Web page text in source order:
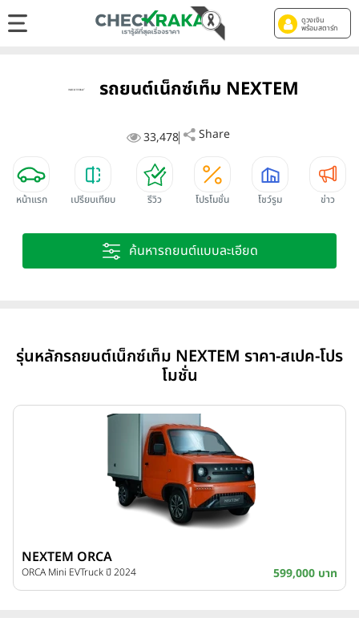
ดูวงเงิน
พร้อมสตาร์ท
รถยนต์เน็กซ์เท็ม NEXTEM
33,478 Share
หน้าแรก เปรียบเทียบ รีวิว โปรโมชั่น โชว์รูม ข่าว
ค้นหารถยนต์แบบละเอียด
รุ่นหลักรถยนต์เน็กซ์เท็ม NEXTEM ราคา-สเปค-โปร
โมชั่น
NEXTEM ORCA
ORCA Mini EVTruck ปี 2024 599,000 บาท